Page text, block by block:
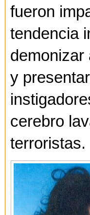
fueron
tendencia
demonizar
y
cerebro
terroristas.